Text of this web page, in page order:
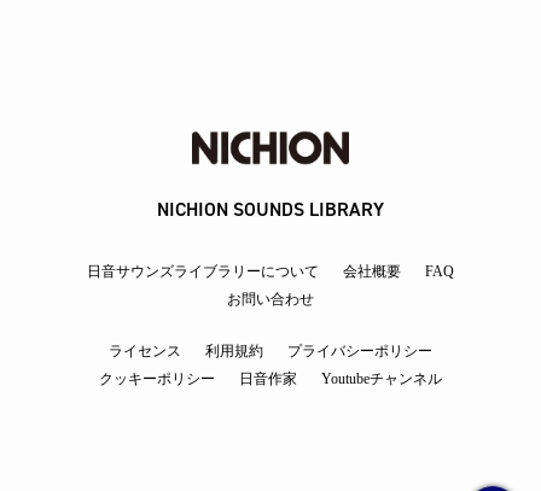
NICHION SOUNDS LIBRARY
日音サウンズライブラリーについて 会社概要
FAQ
お問い合わせ
ライセンス 利用規約
プライバシーポリシー
クッキーポリシー
日音作家 Youtubeチャンネル